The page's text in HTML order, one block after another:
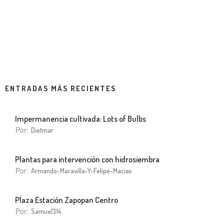
ENTRADAS MÁS RECIENTES
Impermanencia cultivada: Lots of Bulbs
Por: Dietmar
Plantas para intervención con hidrosiembra
Por: Armando-Maravilla-Y-Felipe-Macias
Plaza Estación Zapopan Centro
Por: Samuel314